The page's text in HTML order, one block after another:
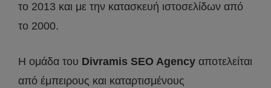
το 2013 και με την κατασκευή ιστοσελίδων από
το 2000.
Η ομάδα του Divramis SEO Agency αποτελείται
από έμπειρους και καταρτισμένους